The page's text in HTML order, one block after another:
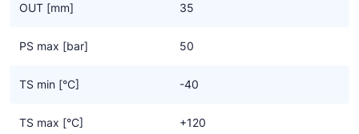
OUT [mm] 35
PS max [bar] 50
TS min [°C] -40
TS max [°C] +120